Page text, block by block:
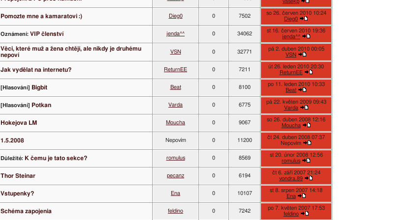
vašekp
Pomozte mne a kamaratovi :) Dieg0 0 7502
so 26. červen 2010 10:24
Dieg0
Oznámení: VIP členství jenda^^ 0 34062
st 16. červen 2010 19:36
jenda^^
Věci, které muž a žena chtějí, ale nikdy je druhému
nepoví
VSN 0 32771
pá 2. duben 2010 00:05
VSN
Jak vydělat na internetu? ReturnEE 0 7211
út 26. leden 2010 20:30
ReturnEE
[Hlasování] Bigbít Beat 0 8100
po 11. leden 2010 10:33
Beat
[Hlasování] Potkan Varda 0 6775
pá 22. květen 2009 09:43
Varda
Hokejova LM Moucha 0 9067
so 26. duben 2008 12:16
Moucha
1.5.2008 Nepovím 0 11200
čt 24. duben 2008 07:37
Nepovím
Důležité: K čemu je tato sekce? romulus 0 8569
st 20. únor 2008 12:56
romulus
Thor Steinar pecanz 0 6194
čt 6. září 2007 21:24
vondra.89
Vstupenky? Ena 0 10107
st 8. srpen 2007 14:18
Ena
Schéma zapojenia feldino 0 7242
po 7. květen 2007 17:53
feldino